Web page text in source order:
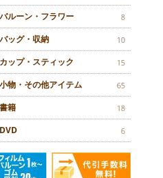
バルーン・フラワー 8
バッグ・収納 10
カップ・スティック 15
小物・その他アイテム 65
書籍 18
DVD 6